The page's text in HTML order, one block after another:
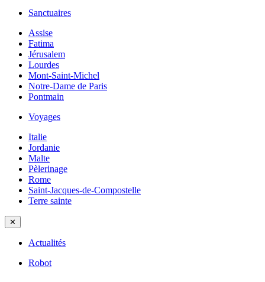
Sanctuaires
Assise
Fatima
Jérusalem
Lourdes
Mont-Saint-Michel
Notre-Dame de Paris
Pontmain
Voyages
Italie
Jordanie
Malte
Pèlerinage
Rome
Saint-Jacques-de-Compostelle
Terre sainte
✕
Actualités
Robot